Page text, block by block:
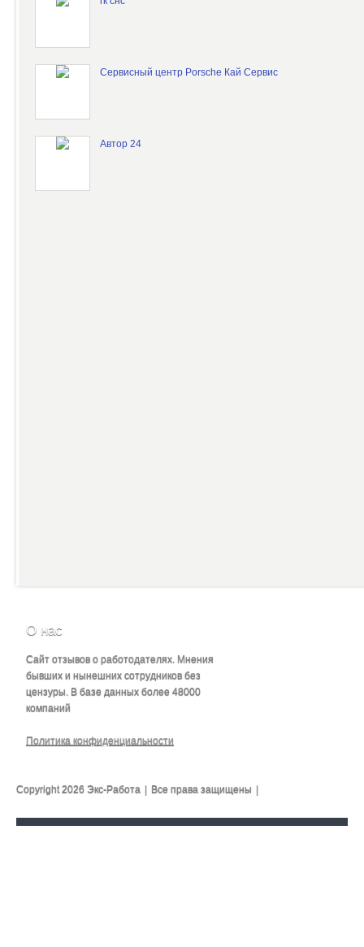
Сервисный центр Porsche Кай Сервис
Автор 24
О нас
Сайт отзывов о работодателях. Мнения
бывших и нынешних сотрудников без
цензуры. В базе данных более 48000
компаний
Политика конфиденциальности
Copyright 2026 Экс-Работа Все права защищены